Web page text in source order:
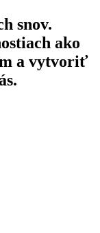
snov.
ako
a vytvoriť